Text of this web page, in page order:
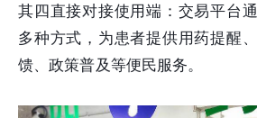
其四直接对接使用端：交易平台
多种方式，为患者提供用药提醒
馈、政策普及等便民服务。